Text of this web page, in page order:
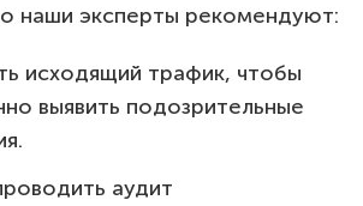
наши эксперты рекомендуют:
исходящий трафик, чтобы
выявить подозрительные
аудит